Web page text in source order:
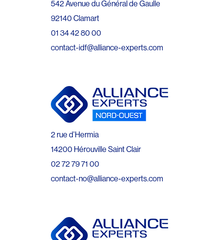
542 Avenue du Général de Gaulle
92140 Clamart
01 34 42 80 00
contact-idf@alliance-experts.com
2 rue d’Hermia
14200 Hérouville Saint Clair
02 72 79 71 00
contact-no@alliance-experts.com